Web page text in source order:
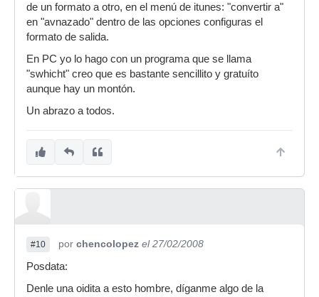
de un formato a otro, en el menú de itunes: "convertir a"
en "avnazado" dentro de las opciones configuras el
formato de salida.
En PC yo lo hago con un programa que se llama
"swhicht" creo que es bastante sencillito y gratuíto
aunque hay un montón.
Un abrazo a todos.
#10 por chencolopez el 27/02/2008
Posdata:
Denle una oidita a esto hombre, díganme algo de la